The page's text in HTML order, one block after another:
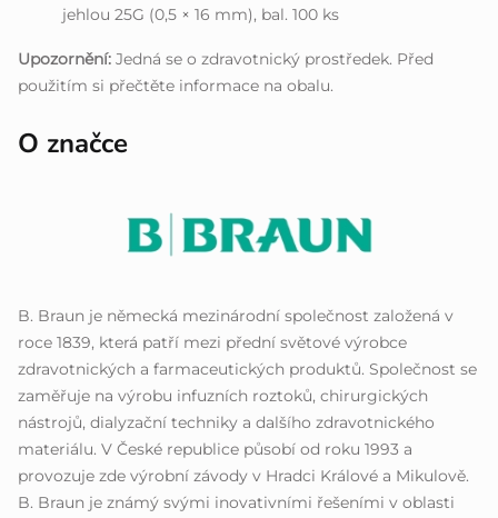
jehlou 25G (0,5 × 16 mm), bal. 100 ks
Upozornění: Jedná se o zdravotnický prostředek. Před
použitím si přečtěte informace na obalu.
O značce
B. Braun je německá mezinárodní společnost založená v
roce 1839, která patří mezi přední světové výrobce
zdravotnických a farmaceutických produktů. Společnost se
zaměřuje na výrobu infuzních roztoků, chirurgických
nástrojů, dialyzační techniky a dalšího zdravotnického
materiálu. V České republice působí od roku 1993 a
provozuje zde výrobní závody v Hradci Králové a Mikulově.
B. Braun je známý svými inovativními řešeními v oblasti